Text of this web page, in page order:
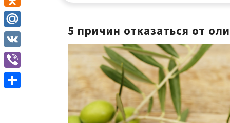
5 причин отказаться от
Odnoklassniki
Mail.Ru
VK
Viber